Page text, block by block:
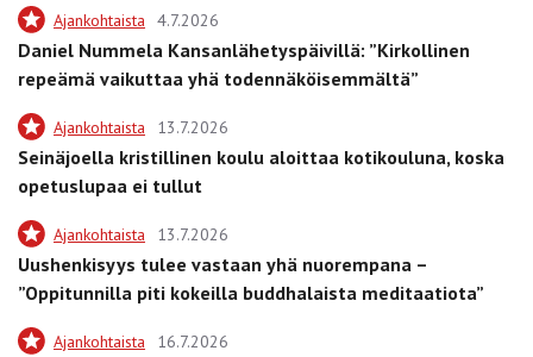
Ajankohtaista 4.7.2026
Daniel Nummela Kansanlähetyspäivillä: ”Kirkollinen
repeämä vaikuttaa yhä todennäköisemmältä”
Ajankohtaista 13.7.2026
Seinäjoella kristillinen koulu aloittaa kotikouluna, koska
opetuslupaa ei tullut
Ajankohtaista 13.7.2026
Uushenkisyys tulee vastaan yhä nuorempana –
”Oppitunnilla piti kokeilla buddhalaista meditaatiota”
Ajankohtaista 16.7.2026